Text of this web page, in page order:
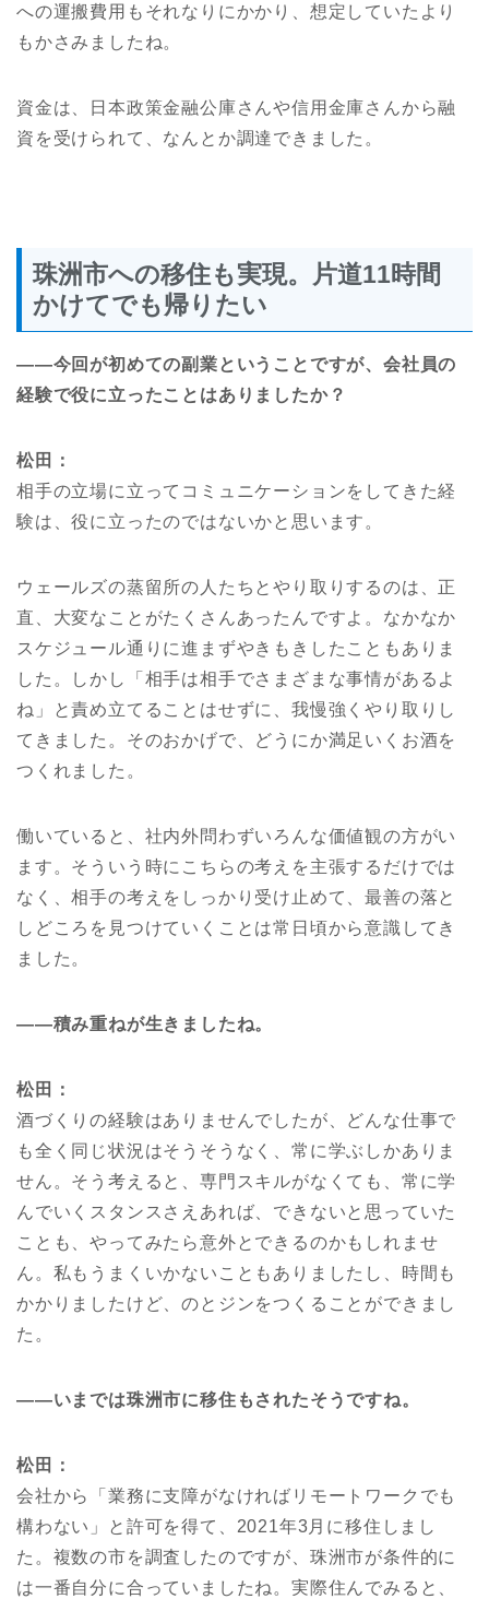
への運搬費用もそれなりにかかり、想定していたより
もかさみましたね。
資金は、日本政策金融公庫さんや信用金庫さんから融
資を受けられて、なんとか調達できました。
珠洲市への移住も実現。片道11時間
かけてでも帰りたい
――今回 が初めての副業ということですが、会社員の
経験で役に立ったことはありましたか？
松田：
相手の立場に立ってコミュニケーションをしてきた経
験は、役に立ったのではないかと思います。
ウェールズの蒸留所の人たちとやり取りするのは、正
直、大変なことがたくさんあったんですよ。なかなか
スケジュール通りに進まずやきもきしたこともありま
した。しかし「相手は相手でさまざまな事情があるよ
ね」と責め立てることはせずに、我慢強くやり取りし
てきました。そのおかげで、どうにか満足いくお酒を
つくれました。
働いていると、社内外問わずいろんな価値観の方がい
ます。そういう時にこちらの考えを主張するだけでは
なく、相手の考えをしっかり受け止めて、最善の落と
しどころを見つけていくことは常日頃から意識してき
ました。
――積み重ねが生きましたね。
松田：
酒づくりの経験はありませんでしたが、どんな仕事で
も全く同じ状況はそうそうなく、常に学ぶしかありま
せん。そう考えると、専門スキルがなくても、常に学
んでいくスタンスさえあれば、できないと思っていた
ことも、やってみたら意外とできるのかもしれませ
ん。私もうまくいかないこともありましたし、時間も
かかりましたけど、のとジンをつくることができまし
た。
――いまでは珠洲市に移住も されたそうですね。
松田：
会社から「業務に支障がなければリモートワークでも
構わない」と許可を得て、2021年3月に移住しまし
た。複数の市を調査したのですが、珠洲市が条件的に
は一番自分に合っていましたね。実際住んでみると、